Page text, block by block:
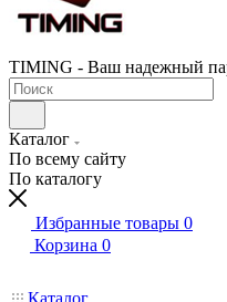
TIMING - Ваш надежный
Каталог
По всему сайту
По каталогу
Избранные товары 0
Корзина 0
Каталог